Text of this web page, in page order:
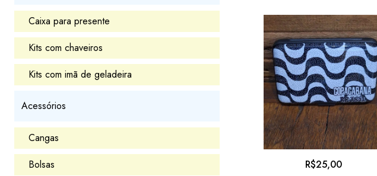
R$25,00
Caixa para presente
Kits com chaveiros
Kits com imã de geladeira
Acessórios
Cangas
Bolsas